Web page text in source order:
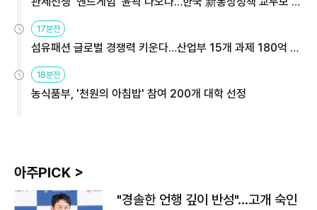
용해야
17분전
섬유패션 글로벌 경쟁력 키운다…산업부 15개 과제 180억 지
원
18분전
농식품부, '천원의 아침밥' 참여 200개 대학 선정
아주PICK >
"경솔한 언행 깊이 반성"…고개 숙인